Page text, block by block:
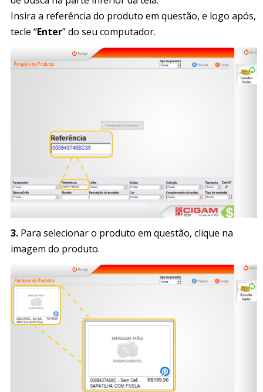
Insira a referência do produto em questão, e logo após,
tecle “Enter” do seu computador.
3. Para selecionar o produto em questão, clique na
imagem do produto.